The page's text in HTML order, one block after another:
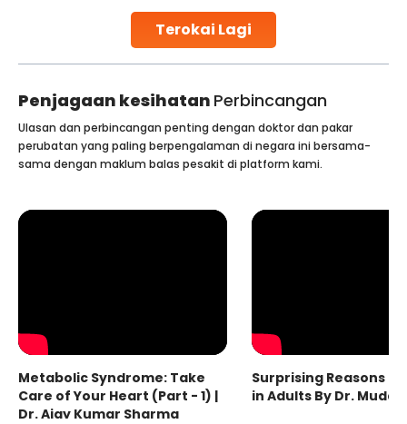
Terokai Lagi
collected, they process the
Penjagaan kesihatan Perbincangan
Ulasan dan perbincangan penting dengan doktor dan pakar
perubatan yang paling berpengalaman di negara ini bersama-
sama dengan maklum balas pesakit di platform kami.
Metabolic Syndrome: Take
Care of Your Heart (Part - 1) |
Dr. Ajay Kumar Sharma
Surprising Reasons
in Adults By Dr.